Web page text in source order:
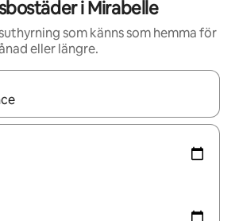
i Mirabelle
som känns som hemma för
eller längre.
tillgängliga kan du navigera med upp- och